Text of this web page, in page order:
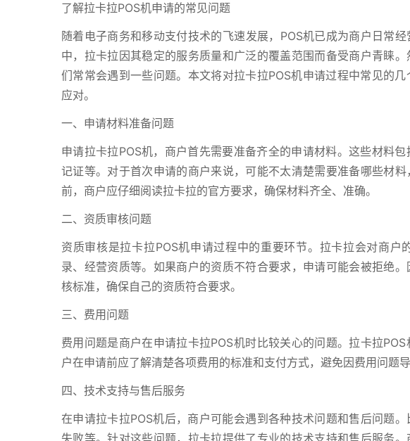
了解拉卡拉POS机申请的常见问题
随着电子商务和移动支付技术的飞速发展，POS机已成为商户日常
中，拉卡拉因其稳定的服务质量和广泛的覆盖范围而备受商户青睐
们常常会遇到一些问题。本文将对拉卡拉POS机申请过程中常见的
应对。
一、申请材料准备问题
申请拉卡拉POS机，商户首先需要准备齐全的申请材料。这些材料
记证等。对于首次申请的商户来说，可能不太清楚需要准备哪些材
前，商户应仔细阅读拉卡拉的官方要求，确保材料齐全、准确。
二、资质审核问题
资质审核是拉卡拉POS机申请过程中的重要环节。拉卡拉会对商
录、经营资质等。如果商户的资质不符合要求，申请可能会被拒绝
核标准，确保自己的资质符合要求。
三、费用问题
费用问题是商户在申请拉卡拉POS机时比较关心的问题。拉卡拉
户在申请前应了解清楚各项费用的标准和支付方式，避免因费用问题
四、技术支持与售后服务
在申请拉卡拉POS机后，商户可能会遇到各种技术问题和售后问题